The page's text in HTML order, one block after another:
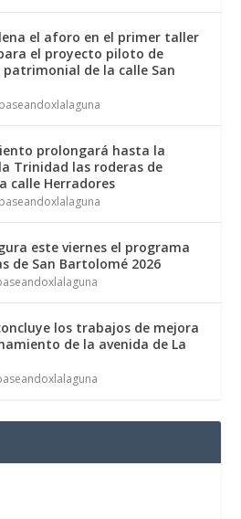
el aforo en el primer taller
el proyecto piloto de
de la calle San
paseandoxlalaguna
prolongará hasta la
Trinidad las roderas de
calle Herradores
paseandoxlalaguna
este viernes el programa
de San Bartolomé 2026
los trabajos de mejora
de la avenida de La